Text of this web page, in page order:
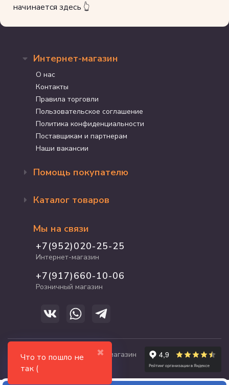
✖
Что то пошло не
так (
начинается здесь 👆
Интернет-магазин
О нас
Контакты
Правила торговли
Пользовательское соглашение
Политика конфиденциальности
Поставщикам и партнерам
Наши вакансии
Помощь покупателю
Доставка и оплата
Программа лояльности
График работы
Полезные статьи
Каталог товаров
Акции
Для кошек
Для собак
Для грызунов
Для рыб и рептилий
Мы на связи
+7(952)020-25-25
Интернет-магазин
+7(917)660-10-06
Розничный магазин
© 2017-2026 zooshop21.ru - магазин
зоотоваров в Чебоксарах